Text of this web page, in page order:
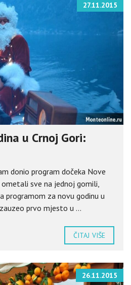
27.11.2015
u Crnoj Gori:
donio program dočeka Nove
ometali sve na jednoj gomili,
programom za novu godinu u
prvo mjesto u ...
ČITAJ VIŠE
26.11.2015